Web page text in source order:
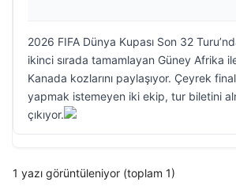
2026 FIFA Dünya Kupası Son 32
ikinci sırada tamamlayan Güney Afrika
Kanada kozlarını paylaşıyor. Çeyrek
yapmak istemeyen iki ekip, tur biletini
çıkıyor.
1 yazı görüntüleniyor (toplam 1)